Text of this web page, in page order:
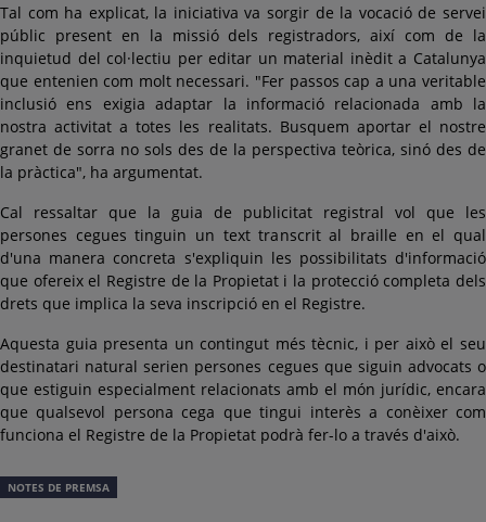
Tal com ha explicat, la iniciativa va sorgir de la vocació de servei
públic present en la missió dels registradors, així com de la
inquietud del col·lectiu per editar un material inèdit a Catalunya
que entenien com molt necessari. "Fer passos cap a una veritable
inclusió ens exigia adaptar la informació relacionada amb la
nostra activitat a totes les realitats. Busquem aportar el nostre
granet de sorra no sols des de la perspectiva teòrica, sinó des de
la pràctica", ha argumentat.
Cal ressaltar que la guia de publicitat registral vol que les
persones cegues tinguin un text transcrit al braille en el qual
d'una manera concreta s'expliquin les possibilitats d'informació
que ofereix el Registre de la Propietat i la protecció completa dels
drets que implica la seva inscripció en el Registre.
Aquesta guia presenta un contingut més tècnic, i per això el seu
destinatari natural serien persones cegues que siguin advocats o
que estiguin especialment relacionats amb el món jurídic, encara
que qualsevol persona cega que tingui interès a conèixer com
funciona el Registre de la Propietat podrà fer-lo a través d'això.
NOTES DE PREMSA